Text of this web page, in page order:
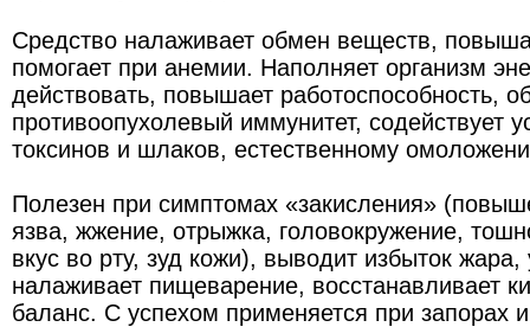
Средство налаживает обмен веществ,
помогает при анемии. Наполняет организм
действовать, повышает работоспособность,
противоопухолевый иммунитет, содействует
токсинов и шлаков, естественному
Полезен при симптомах «закисления»
язва, жжение, отрыжка, головокружение,
вкус во рту, зуд кожи), выводит избыток жара,
налаживает пищеварение, восстанавливает
баланс. С успехом применяется при запорах